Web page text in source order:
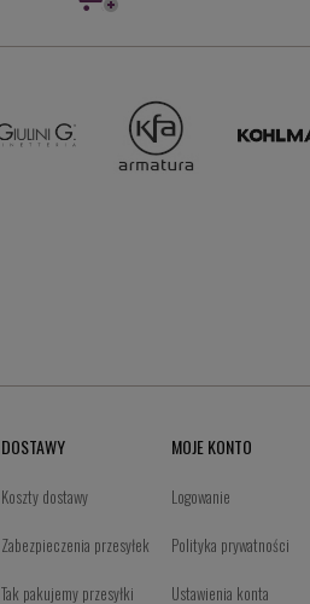
DOSTAWY
Koszty dostawy
Zabezpieczenia przesyłek
Tak pakujemy przesyłki
MOJE KONTO
Logowanie
Polityka prywatności
Ustawienia konta